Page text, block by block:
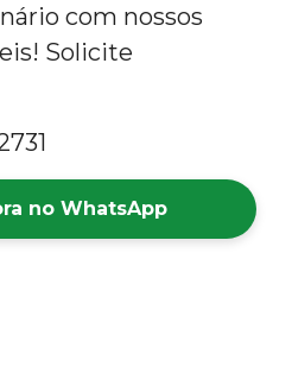
com nossos
Solicite
no WhatsApp